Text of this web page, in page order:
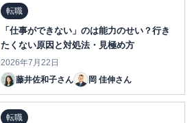
転職
「仕事ができない」のは能力のせい？行き
たくない原因と対処法・見極め方
2026年7月22日
藤井佐和子さん
岡 佳伸さん
転職